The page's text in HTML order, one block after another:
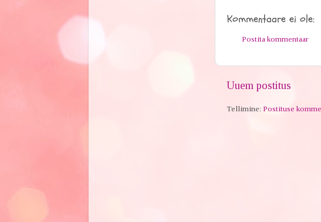
Kommentaare ei ole:
Postita kommentaar
Uuem postitus
Tellimine: Postituse